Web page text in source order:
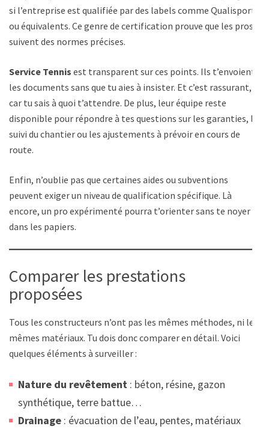
si l’entreprise est qualifiée par des labels comme Qualisport
ou équivalents. Ce genre de certification prouve que les pros
suivent des normes précises.
Service Tennis est transparent sur ces points. Ils t’envoient
les documents sans que tu aies à insister. Et c’est rassurant,
car tu sais à quoi t’attendre. De plus, leur équipe reste
disponible pour répondre à tes questions sur les garanties, le
suivi du chantier ou les ajustements à prévoir en cours de
route.
Enfin, n’oublie pas que certaines aides ou subventions
peuvent exiger un niveau de qualification spécifique. Là
encore, un pro expérimenté pourra t’orienter sans te noyer
dans les papiers.
Comparer les prestations
proposées
Tous les constructeurs n’ont pas les mêmes méthodes, ni les
mêmes matériaux. Tu dois donc comparer en détail. Voici
quelques éléments à surveiller :
Nature du revêtement : béton, résine, gazon
synthétique, terre battue…
Drainage : évacuation de l’eau, pentes, matériaux